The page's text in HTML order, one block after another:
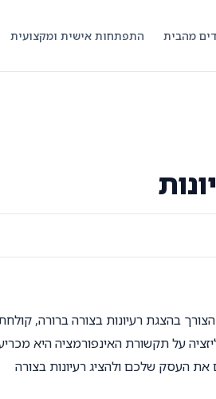
מהבית התפתחות אישית ומקצועית
בהצגת רעיונות בצורה ברורה,
על תקשורת האינפורמציה היא
את העסק שלכם ולהציג רעיונות בצורה